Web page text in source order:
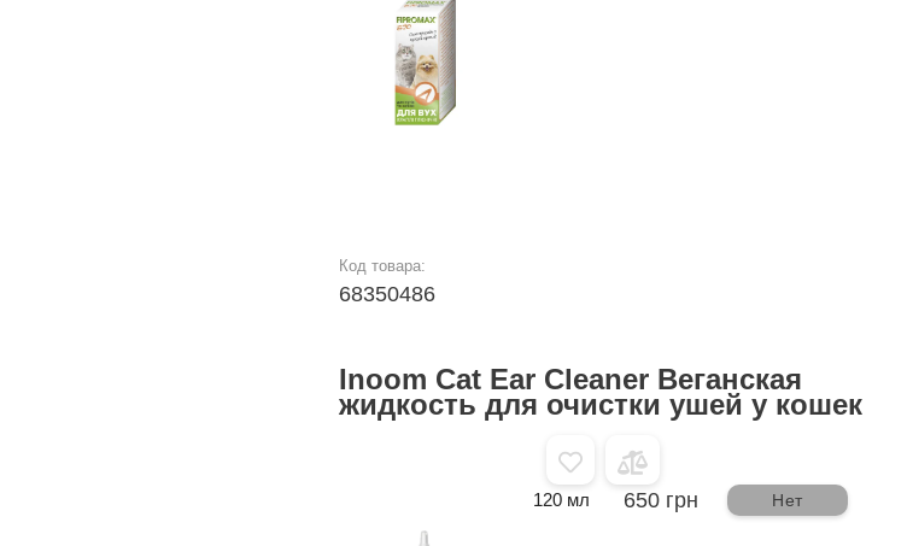
Код товара:
68350486
Inoom Cat Ear Cleaner Веганская
жидкость для очистки ушей у кошек
120 мл 650 грн Нет